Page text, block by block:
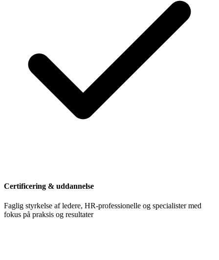
Certificering & uddannelse
Faglig styrkelse af ledere, HR-professionelle og specialister med
fokus på praksis og resultater